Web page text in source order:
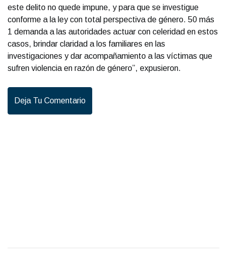
este delito no quede impune, y para que se investigue
conforme a la ley con total perspectiva de género. 50 más
1 demanda a las autoridades actuar con celeridad en estos
casos, brindar claridad a los familiares en las
investigaciones y dar acompañamiento a las víctimas que
sufren violencia en razón de género”, expusieron.
Deja Tu Comentario